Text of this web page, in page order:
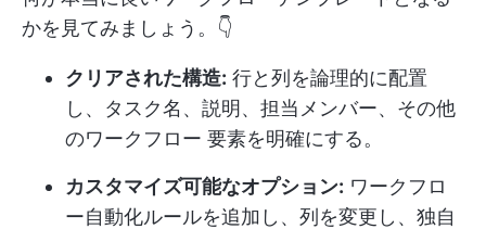
かを見てみましょう。👇
クリアされた構造: 行と列を論理的に配置
し、タスク名、説明、担当メンバー、その他
のワークフロー 要素を明確にする。
カスタマイズ可能なオプション: ワークフロ
ー自動化ルールを追加し、列を変更し、独自